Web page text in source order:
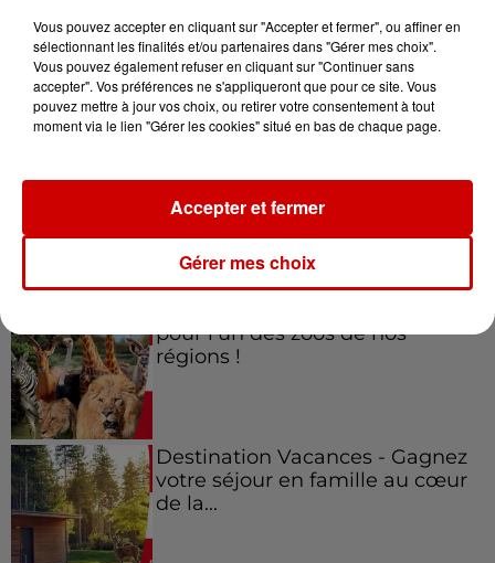
Jeux Voir plus
festival Marché Gourmand 2026
à Coulon !
pour l'un des zoos de nos
régions !
Destination Vacances - Gagnez
votre séjour en famille au cœur
de la...
Vous pouvez accepter en cliquant sur "Accepter et fermer", ou affiner en
sélectionnant les finalités et/ou partenaires dans "Gérer mes choix".
Vous pouvez également refuser en cliquant sur "Continuer sans
accepter". Vos préférences ne s'appliqueront que pour ce site. Vous
pouvez mettre à jour vos choix, ou retirer votre consentement à tout
moment via le lien "Gérer les cookies" situé en bas de chaque page.
Gérer mes choix
Accepter et fermer